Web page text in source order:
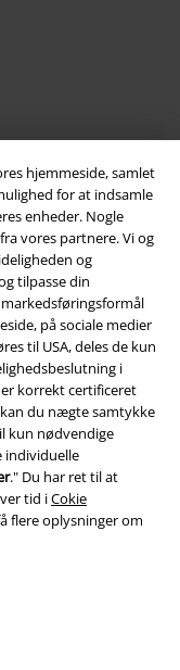
hjemmeside, samlet
for at indsamle
enheder. Nogle
vores partnere. Vi og
og
tilpasse din
på sociale medier
til USA, deles de kun
i
korrekt certificeret
du nægte samtykke
kun nødvendige
individuelle
." Du har ret til at
tid iCokie
flere oplysninger om